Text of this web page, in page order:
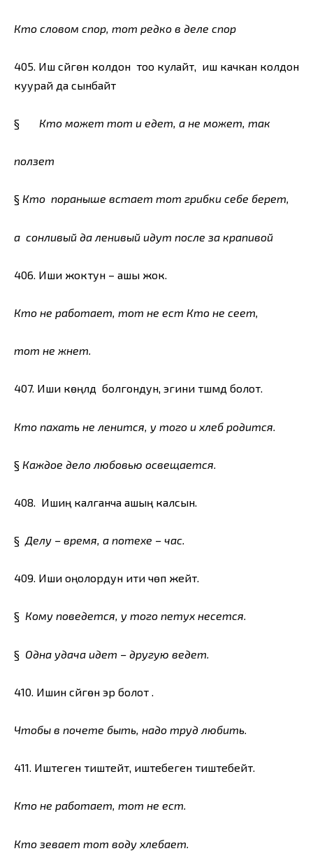
Кто словом спор, тот редко в деле спор
405. Иш сүйгөн колдон тоо кулайт, иш качкан колдон
куурай да сынбайт
§ Кто может тот и едет, а не может, так
ползет
§ Кто пораныше встает тот грибки себе берет,
а сонливый да ленивый идут после за крапивой
406. Иши жоктун – ашы жок.
Кто не работает, тот не ест Кто не сеет,
тот не жнет.
407. Иши көңүлдүү болгондун, эгини түшүмдүү болот.
Кто пахать не ленится, у того и хлеб родится.
§ Каждое дело любовью освещается.
408. Ишиң калганча ашың калсын.
§ Делу – время, а потехе – час.
409. Иши оңолордун ити чөп жейт.
§ Кому поведется, у того петух несется.
§ Одна удача идет – другую ведет.
410. Ишин сүйгөн эр болот .
Чтобы в почете быть, надо труд любить.
411. Иштеген тиштейт, иштебеген тиштебейт.
Кто не работает, тот не ест.
Кто зевает тот воду хлебает.